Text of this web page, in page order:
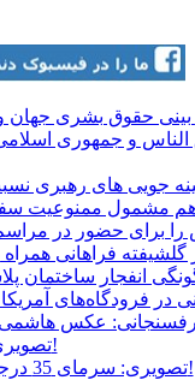
بینی حقوق بشری
الناس و جمهوری
جویی های رهبری
برای حضور در
گلشیفته فراهانی
انفجار ساختمان
در فرودگاه‌های
عکس هاشمی
تصویری: مانکن های پلاسکو!
تصویری: سرمای 35 درجه زیر صفر در مسکو!